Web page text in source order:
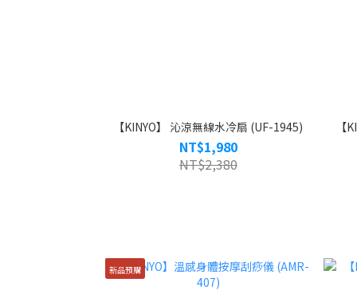
【KINYO】 沁涼無線水冷扇 (UF-1945)
NT$1,980
NT$2,380
【
新品預購